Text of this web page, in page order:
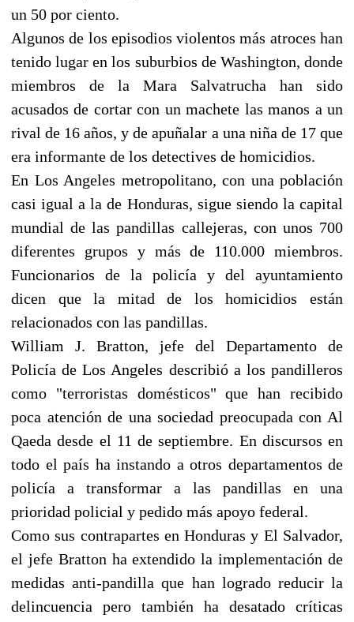
un 50 por ciento.
Algunos de los episodios violentos más atroces han
tenido lugar en los suburbios de Washington, donde
miembros de la Mara Salvatrucha han sido
acusados de cortar con un machete las manos a un
rival de 16 años, y de apuñalar a una niña de 17 que
era informante de los detectives de homicidios.
En Los Angeles metropolitano, con una población
casi igual a la de Honduras, sigue siendo la capital
mundial de las pandillas callejeras, con unos 700
diferentes grupos y más de 110.000 miembros.
Funcionarios de la policía y del ayuntamiento
dicen que la mitad de los homicidios están
relacionados con las pandillas.
William J. Bratton, jefe del Departamento de
Policía de Los Angeles describió a los pandilleros
como "terroristas domésticos" que han recibido
poca atención de una sociedad preocupada con Al
Qaeda desde el 11 de septiembre. En discursos en
todo el país ha instando a otros departamentos de
policía a transformar a las pandillas en una
prioridad policial y pedido más apoyo federal.
Como sus contrapartes en Honduras y El Salvador,
el jefe Bratton ha extendido la implementación de
medidas anti-pandilla que han logrado reducir la
delincuencia pero también ha desatado críticas